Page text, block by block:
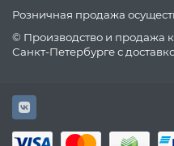
Розничная продажа
© Производство и продажа
Санкт-Петербурге с